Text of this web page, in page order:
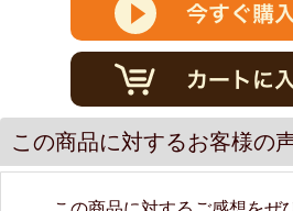
この商品に対するお客様の